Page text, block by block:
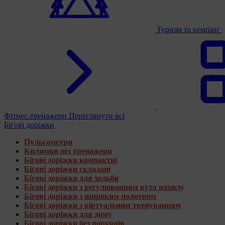
Туризм та кемпінг
Фітнес-тренажери Переглянути всі
Бігові доріжки
Пульсометри
Килимки під тренажери
Бігові доріжки компактні
Бігові доріжки складані
Бігові доріжки для ходьби
Бігові доріжки з регулюванням кута нахилу
Бігові доріжки з широким полотном
Бігові доріжки з віртуальним тренуванням
Бігові доріжки для дому
Бігові доріжки без поручнів